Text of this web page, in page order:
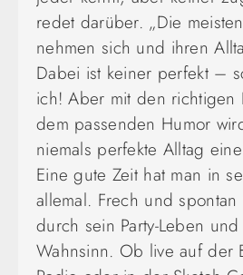
redet darüber. „Die
nehmen sich und ihren
Dabei ist keiner perfekt –
ich! Aber mit den richtigen
dem passenden Humor
niemals perfekte Alltag eine
Eine gute Zeit hat man in
allemal. Frech und
durch sein Party-Leben
Wahnsinn. Ob live auf der